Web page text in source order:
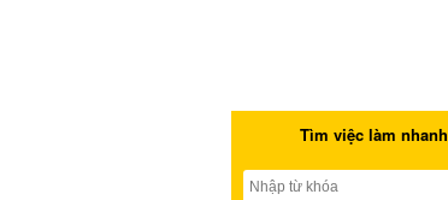
Tìm việc làm nhanh